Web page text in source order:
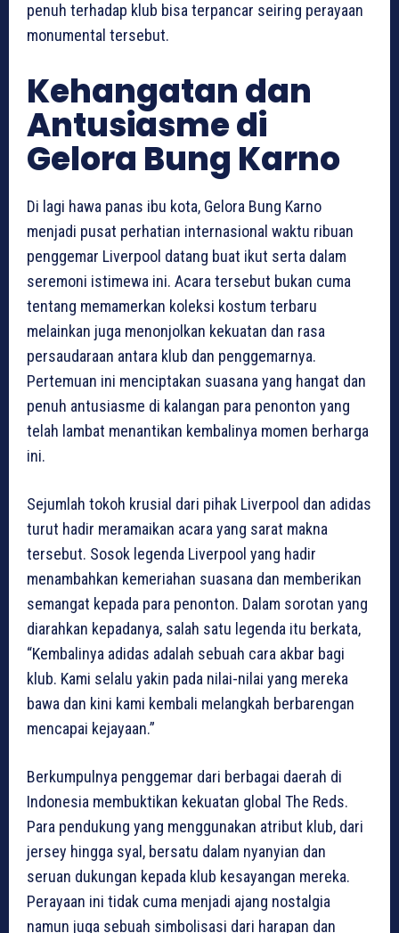
penuh terhadap klub bisa terpancar seiring perayaan
monumental tersebut.
Kehangatan dan
Antusiasme di
Gelora Bung Karno
Di lagi hawa panas ibu kota, Gelora Bung Karno
menjadi pusat perhatian internasional waktu ribuan
penggemar Liverpool datang buat ikut serta dalam
seremoni istimewa ini. Acara tersebut bukan cuma
tentang memamerkan koleksi kostum terbaru
melainkan juga menonjolkan kekuatan dan rasa
persaudaraan antara klub dan penggemarnya.
Pertemuan ini menciptakan suasana yang hangat dan
penuh antusiasme di kalangan para penonton yang
telah lambat menantikan kembalinya momen berharga
ini.
Sejumlah tokoh krusial dari pihak Liverpool dan adidas
turut hadir meramaikan acara yang sarat makna
tersebut. Sosok legenda Liverpool yang hadir
menambahkan kemeriahan suasana dan memberikan
semangat kepada para penonton. Dalam sorotan yang
diarahkan kepadanya, salah satu legenda itu berkata,
“Kembalinya adidas adalah sebuah cara akbar bagi
klub. Kami selalu yakin pada nilai-nilai yang mereka
bawa dan kini kami kembali melangkah berbarengan
mencapai kejayaan.”
Berkumpulnya penggemar dari berbagai daerah di
Indonesia membuktikan kekuatan global The Reds.
Para pendukung yang menggunakan atribut klub, dari
jersey hingga syal, bersatu dalam nyanyian dan
seruan dukungan kepada klub kesayangan mereka.
Perayaan ini tidak cuma menjadi ajang nostalgia
namun juga sebuah simbolisasi dari harapan dan